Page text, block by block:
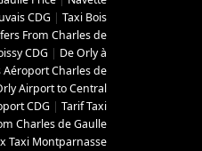
CDG | Taxi Bois
From Charles de
CDG | De Orly à
Aéroport Charles de
Airport to Central
CDG | Tarif Taxi
Charles de Gaulle
Taxi Montparnasse